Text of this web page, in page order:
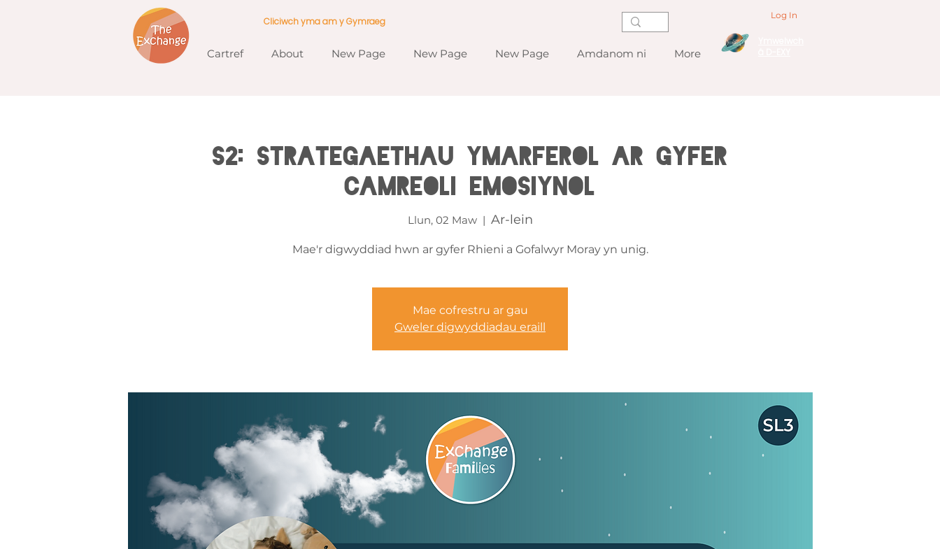
Cartref About New Page New Page New Page Amdanom ni More
Cliciwch yma am y Gymraeg
Log In
S2: Strategaethau Ymarferol ar gyfer
Camreoli Emosiynol
Llun, 02 Maw
  |
Ar-lein
Mae'r digwyddiad hwn ar gyfer Rhieni a Gofalwyr Moray yn unig.
Mae cofrestru ar gau
Gweler digwyddiadau eraill